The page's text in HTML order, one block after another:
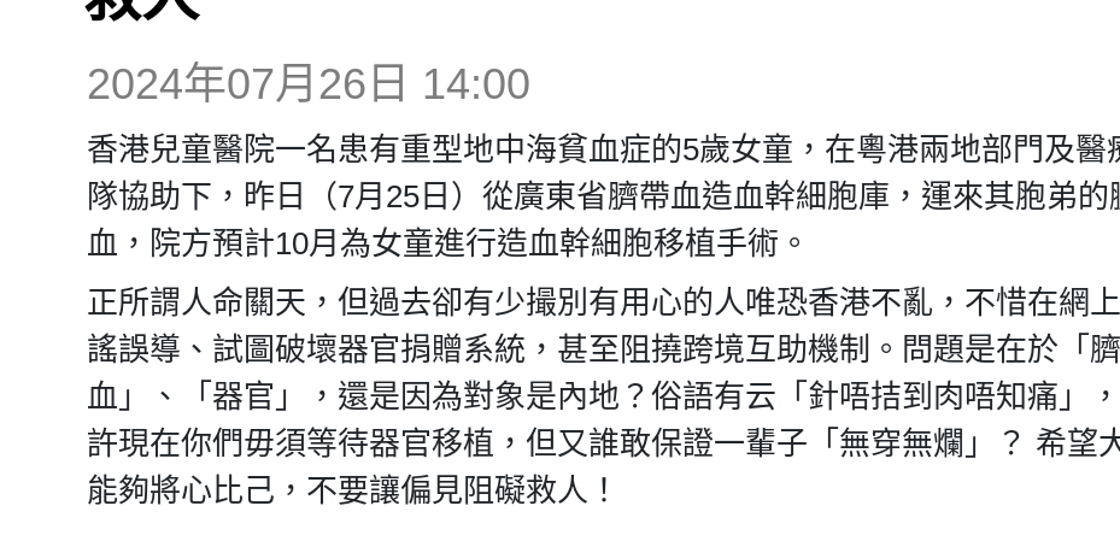
2024年07月26日 14:00
香港兒童醫院一名患有重型地中海貧血症的5歲女童，在粵港兩地部門及醫
隊協助下，昨日（7月25日）從廣東省臍帶血造血幹細胞庫，運來其胞弟的
血，院方預計10月為女童進行造血幹細胞移植手術。
正所謂人命關天，但過去卻有少撮別有用心的人唯恐香港不亂，不惜在網
謠誤導、試圖破壞器官捐贈系統，甚至阻撓跨境互助機制。問題是在於「
血」、「器官」，還是因為對象是內地？俗語有云「針唔拮到肉唔知痛」
許現在你們毋須等待器官移植，但又誰敢保證一輩子「無穿無爛」？ 希望
能夠將心比己，不要讓偏見阻礙救人！